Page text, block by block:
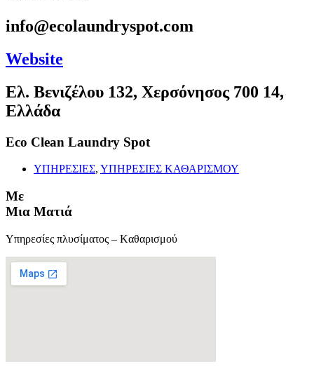
info@ecolaundryspot.com
Website
Ελ. Βενιζέλου 132, Χερσόνησος 700 14,
Ελλάδα
Eco Clean Laundry Spot
ΥΠΗΡΕΣΙΕΣ, ΥΠΗΡΕΣΙΕΣ ΚΑΘΑΡΙΣΜΟΥ
Με
Μια Ματιά
Υπηρεσίες πλυσίματος – Kαθαρισμού